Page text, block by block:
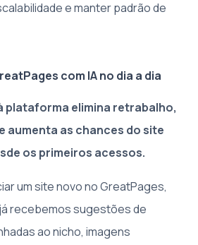
e manter padrão de
com IA no dia a dia
plataforma elimina retrabalho,
aumenta as chances do site
os primeiros acessos.
um site novo no GreatPages,
recebemos sugestões de
ao nicho, imagens